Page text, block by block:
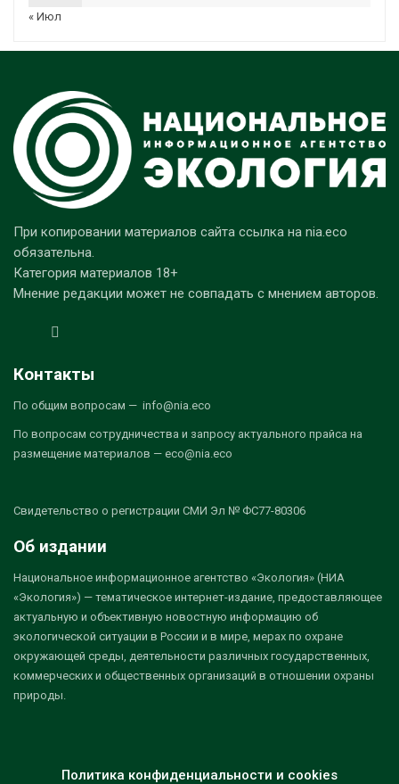
« Июл
При копировании материалов сайта ссылка на nia.eco
обязательна.
Категория материалов 18+
Мнение редакции может не совпадать с мнением авторов.
Контакты
По общим вопросам — info@nia.eco
По вопросам сотрудничества и запросу актуального прайса на
размещение материалов — eco@nia.eco
Свидетельство о регистрации СМИ Эл № ФС77-80306
Об издании
Национальное информационное агентство «Экология» (НИА
«Экология») — тематическое интернет-издание, предоставляющее
актуальную и объективную новостную информацию об
экологической ситуации в России и в мире, мерах по охране
окружающей среды, деятельности различных государственных,
коммерческих и общественных организаций в отношении охраны
природы.
Политика конфиденциальности и cookies